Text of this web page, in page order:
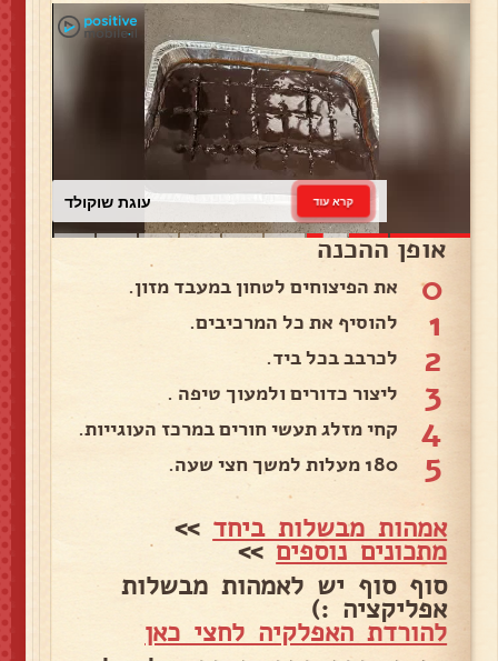
עוגת שוקולד קרא עוד
אופן ההכנה
0 את הפיצוחים לטחון במעבד מזון.
1 להוסיף את כל המרכיבים.
2 לכרבב בכל ביד.
3 ליצור כדורים ולמעוך טיפה .
4 קחי מזלג תעשי חורים במרכז העוגייות.
5 180 מעלות למשך חצי שעה.
אמהות מבשלות ביחד >>
מתכונים נוספים>>
סוף סוף יש לאמהות מבשלות
אפליקציה :)
להורדת האפלקיה לחצי כאן